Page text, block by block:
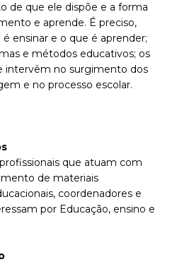
de que ele dispõe e a forma
e aprende. É preciso,
ensinar e o que é aprender;
e métodos educativos; os
intervêm no surgimento dos
e no processo escolar.
que atuam com
de materiais
coordenadores e
por Educação, ensino e